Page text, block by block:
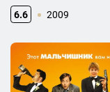
6.6 2009